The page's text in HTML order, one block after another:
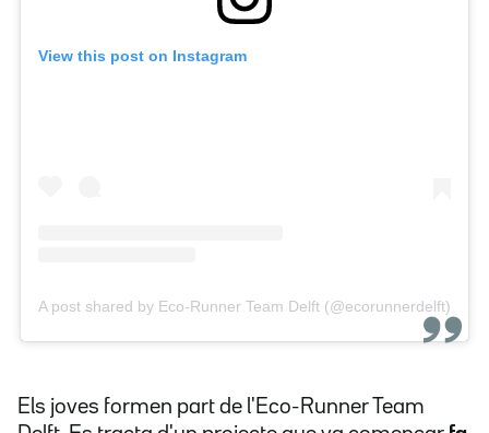
View this post on Instagram
A post shared by Eco-Runner Team Delft (@ecorunnerdelft)
Els joves formen part de l'Eco-Runner Team